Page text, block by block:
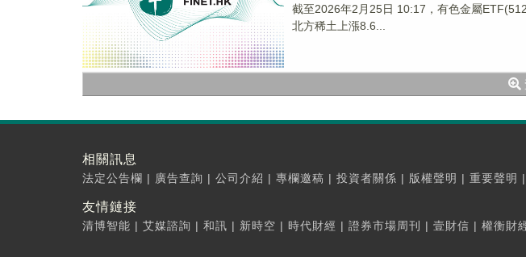
截至2026年2月25日 10:17，有色金屬
北方稀土上漲8.6...
相關訊息
法定公告欄 | 廣告查詢 | 公司介紹 | 專欄邀稿 | 投資者關係 | 版權聲明 | 重要聲明 |
友情鏈接
清博智能 | 艾媒諮詢 | 和訊 | 新時空 | 時代財經 | 證券市場周刊 | 壹財信 | 權衡財